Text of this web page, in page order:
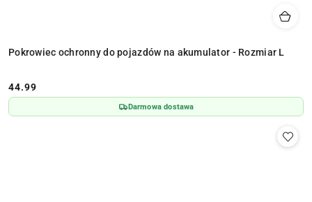
Pokrowiec ochronny do pojazdów na akumulator - Rozmiar L
Cena:
44.99
Darmowa dostawa